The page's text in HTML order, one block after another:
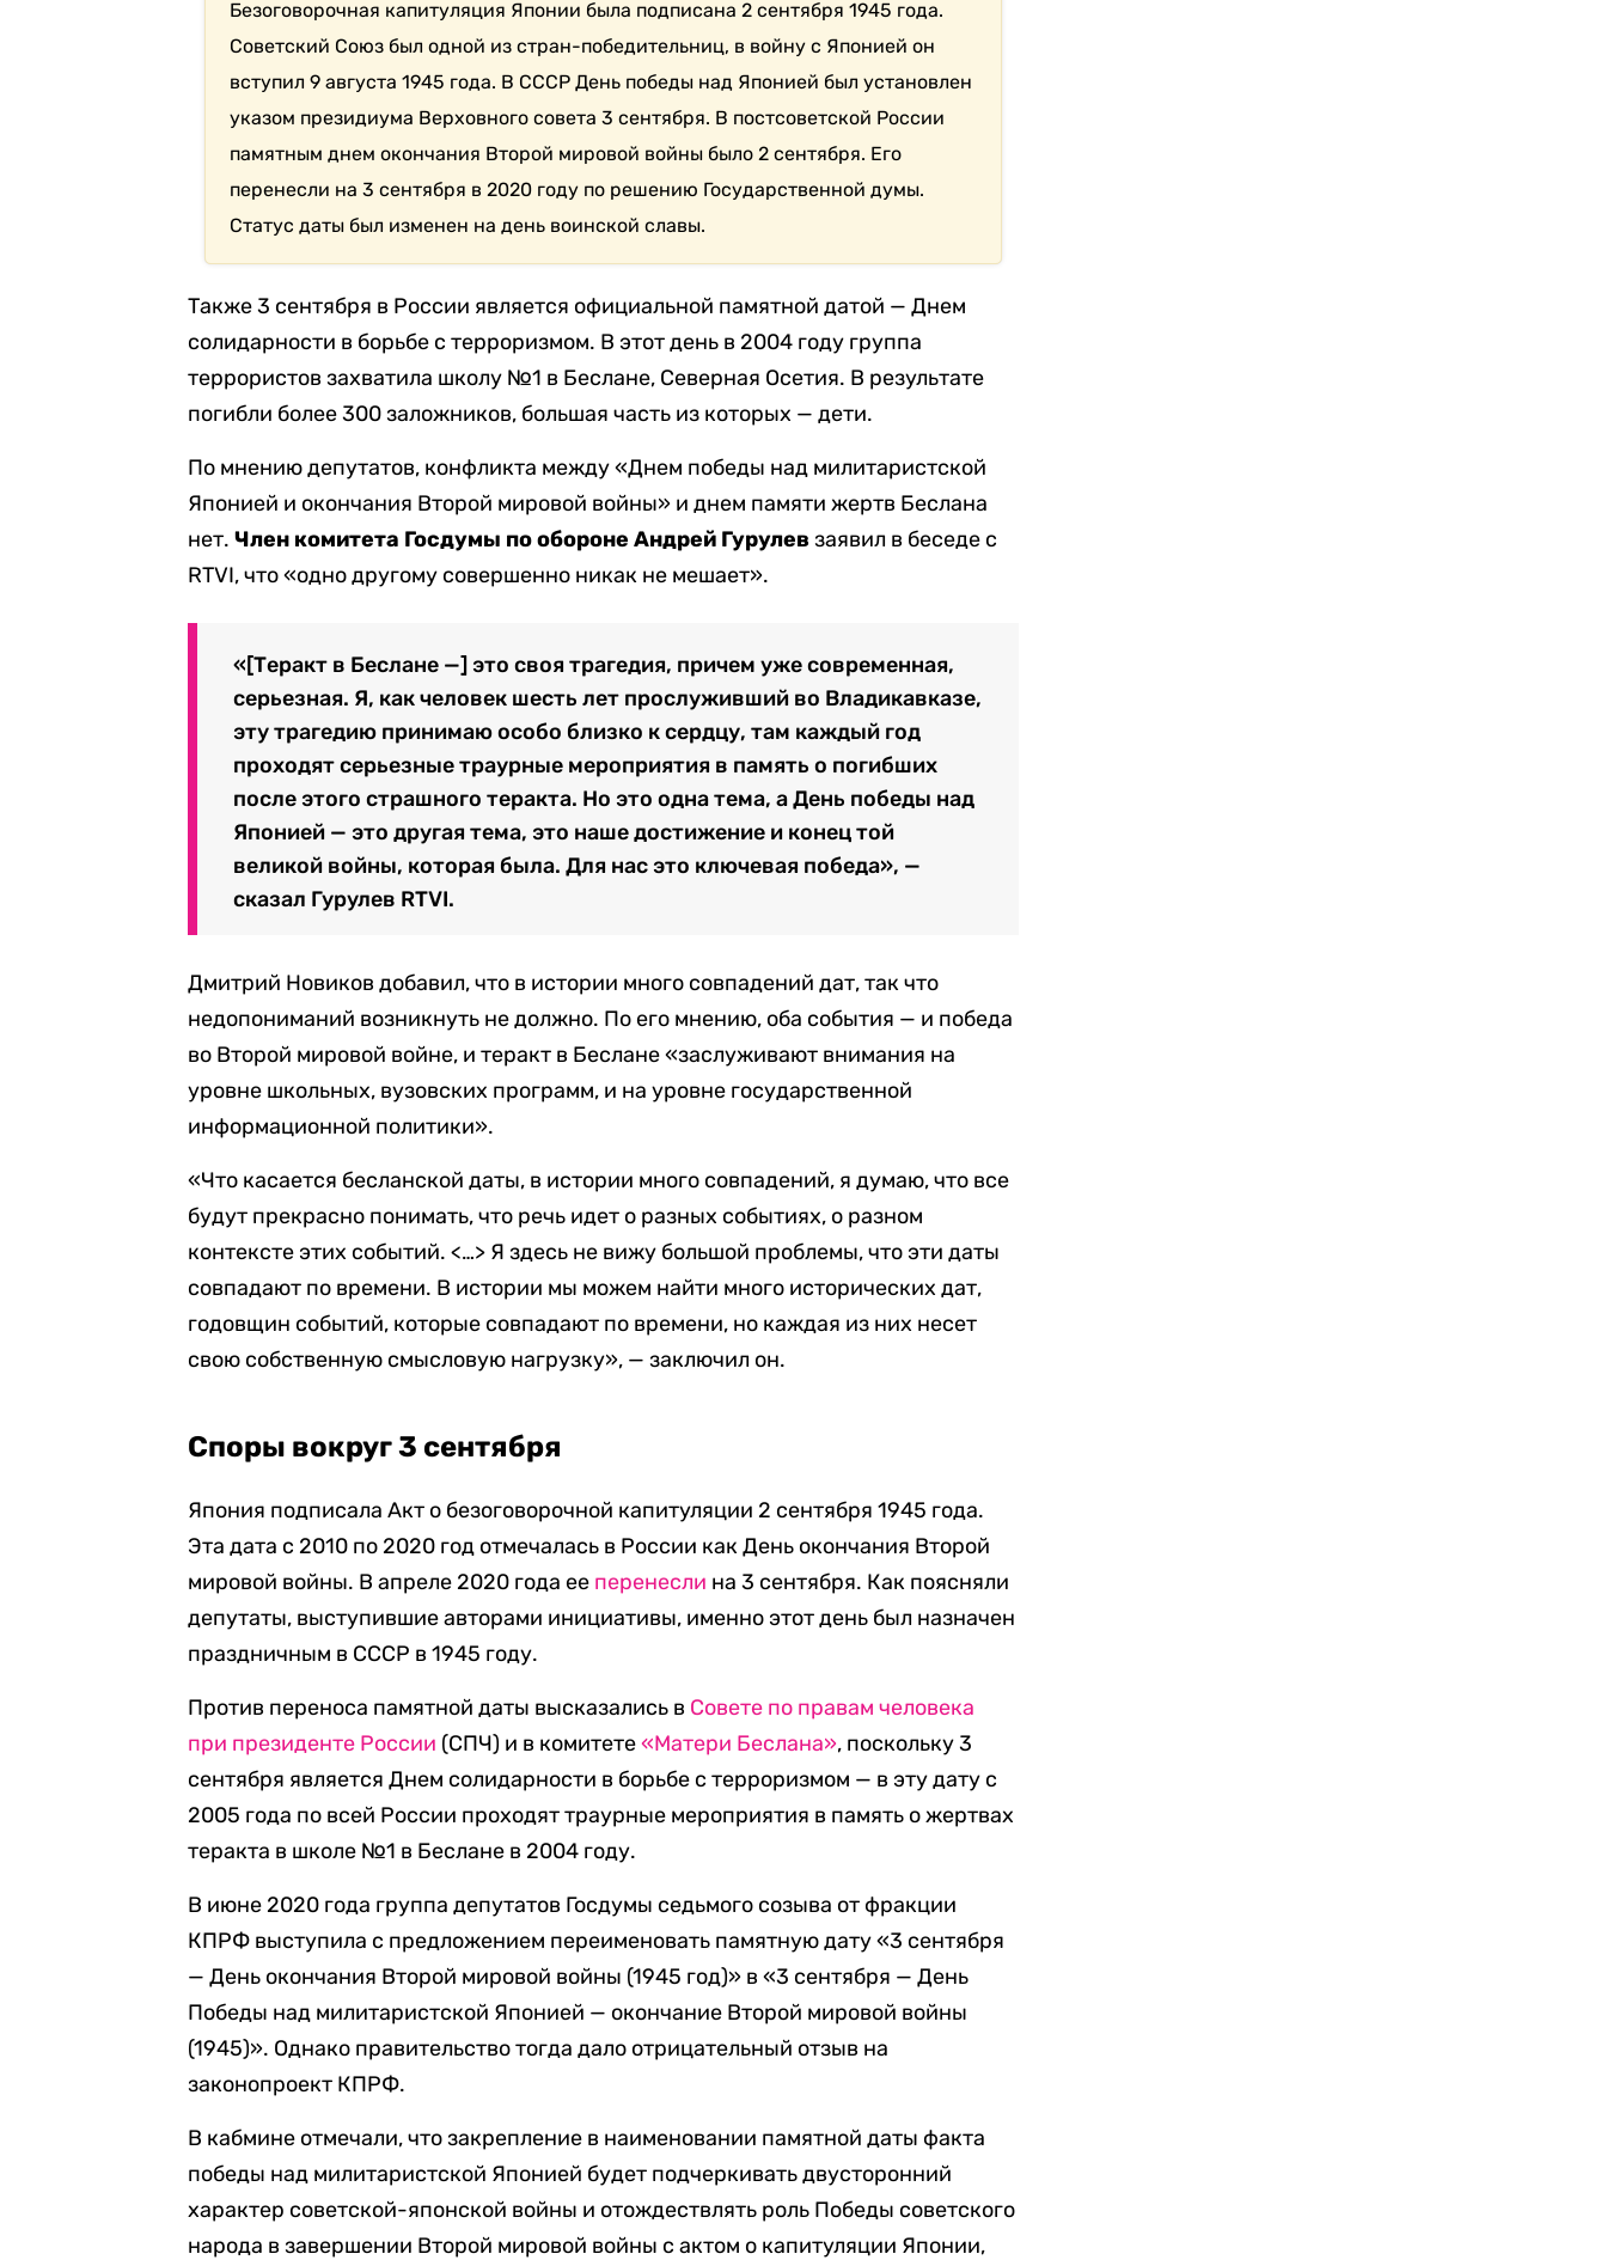
Безоговорочная капитуляция Японии была подписана 2 сентября 1945 года.
Советский Союз был одной из стран-победительниц, в войну с Японией он
вступил 9 августа 1945 года. В СССР День победы над Японией был установлен
указом президиума Верховного совета 3 сентября. В постсоветской России
памятным днем окончания Второй мировой войны было 2 сентября. Его
перенесли на 3 сентября в 2020 году по решению Государственной думы.
Статус даты был изменен на день воинской славы.
Также 3 сентября в России является официальной памятной датой — Днем
солидарности в борьбе с терроризмом. В этот день в 2004 году группа
террористов захватила школу №1 в Беслане, Северная Осетия. В результате
погибли более 300 заложников, большая часть из которых — дети.
По мнению депутатов, конфликта между «Днем победы над милитаристской
Японией и окончания Второй мировой войны» и днем памяти жертв Беслана
нет.Член комитета Госдумы по обороне Андрей Гурулев заявил в беседе с
RTVI, что «одно другому совершенно никак не мешает».
«[Теракт в Беслане —] это своя трагедия, причем уже современная,
серьезная. Я, как человек шесть лет прослуживший во Владикавказе,
эту трагедию принимаю особо близко к сердцу, там каждый год
проходят серьезные траурные мероприятия в память о погибших
после этого страшного теракта. Но это одна тема, а День победы над
Японией — это другая тема, это наше достижение и конец той
великой войны, которая была. Для нас это ключевая победа», —
сказал Гурулев RTVI.
Дмитрий Новиков добавил, что в истории много совпадений дат, так что
недопониманий возникнуть не должно. По его мнению, оба события — и победа
во Второй мировой войне, и теракт в Беслане «заслуживают внимания на
уровне школьных, вузовских программ, и на уровне государственной
информационной политики».
«Что касается бесланской даты, в истории много совпадений, я думаю, что все
будут прекрасно понимать, что речь идет о разных событиях, о разном
контексте этих событий. <…> Я здесь не вижу большой проблемы, что эти даты
совпадают по времени. В истории мы можем найти много исторических дат,
годовщин событий, которые совпадают по времени, но каждая из них несет
свою собственную смысловую нагрузку», — заключил он.
Споры вокруг 3 сентября
Япония подписала Акт о безоговорочной капитуляции 2 сентября 1945 года.
Эта дата с 2010 по 2020 год отмечалась в России как День окончания Второй
мировой войны. В апреле 2020 года ее перенесли на 3 сентября. Как поясняли
депутаты, выступившие авторами инициативы, именно этот день был назначен
праздничным в СССР в 1945 году.
Против переноса памятной даты высказались в Совете по правам человека
при президенте России (СПЧ) и в комитете«Матери Беслана», поскольку 3
сентября является Днем солидарности в борьбе с терроризмом — в эту дату с
2005 года по всей России проходят траурные мероприятия в память о жертвах
теракта в школе №1 в Беслане в 2004 году.
В июне 2020 года группа депутатов Госдумы седьмого созыва от фракции
КПРФ выступила с предложением переименовать памятную дату «3 сентября
— День окончания Второй мировой войны (1945 год)» в «3 сентября — День
Победы над милитаристской Японией — окончание Второй мировой войны
(1945)». Однако правительство тогда дало отрицательный отзыв на
законопроект КПРФ.
В кабмине отмечали, что закрепление в наименовании памятной даты факта
победы над милитаристской Японией будет подчеркивать двусторонний
характер советской-японской войны и отождествлять роль Победы советского
народа в завершении Второй мировой войны с актом о капитуляции Японии,